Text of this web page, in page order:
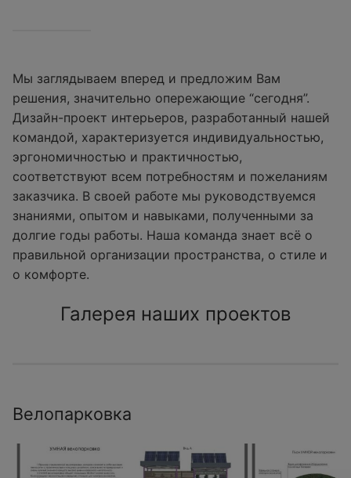
Мы заглядываем вперед и предложим Вам
решения, значительно опережающие “сегодня”.
Дизайн-проект интерьеров, разработанный нашей
командой, характеризуется индивидуальностью,
эргономичностью и практичностью,
соответствуют всем потребностям и пожеланиям
заказчика. В своей работе мы руководствуемся
знаниями, опытом и навыками, полученными за
долгие годы работы. Наша команда знает всё о
правильной организации пространства, о стиле и
о комфорте.
Галерея наших проектов
Велопарковка